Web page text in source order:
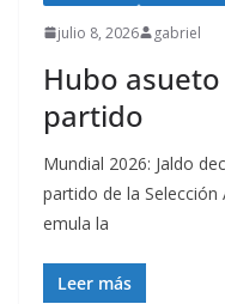
julio 8, 2026 gabriel
Hubo
partido
Mundial 2026: Jaldo
partido de la
emula la
Leer más